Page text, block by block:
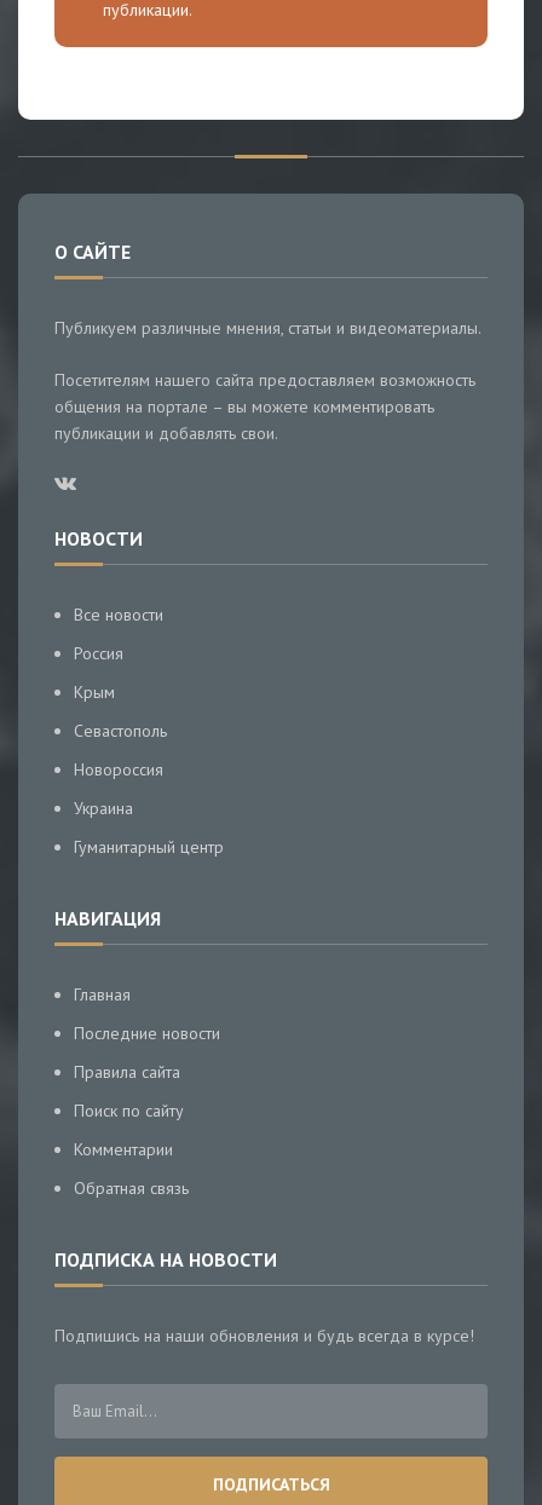
публикации.
О САЙТЕ
Публикуем различные мнения, статьи и видеоматериалы.
Посетителям нашего сайта предоставляем возможность
общения на портале – вы можете комментировать
публикации и добавлять свои.
НОВОСТИ
Все новости
Россия
Крым
Севастополь
Новороссия
Украина
Гуманитарный центр
НАВИГАЦИЯ
Главная
Последние новости
Правила сайта
Поиск по сайту
Комментарии
Обратная связь
ПОДПИСКА НА НОВОСТИ
Подпишись на наши обновления и будь всегда в курсе!